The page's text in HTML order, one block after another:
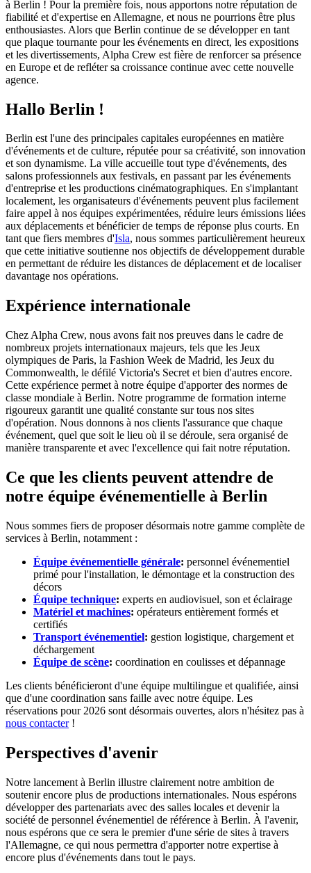
à Berlin ! Pour la première fois, nous apportons notre réputation de
fiabilité et d'expertise en Allemagne, et nous ne pourrions être plus
enthousiastes. Alors que Berlin continue de se développer en tant
que plaque tournante pour les événements en direct, les expositions
et les divertissements, Alpha Crew est fière de renforcer sa présence
en Europe et de refléter sa croissance continue avec cette nouvelle
agence.
Hallo Berlin !
Berlin est l'une des principales capitales européennes en matière
d'événements et de culture, réputée pour sa créativité, son innovation
et son dynamisme. La ville accueille tout type d'événements, des
salons professionnels aux festivals, en passant par les événements
d'entreprise et les productions cinématographiques. En s'implantant
localement, les organisateurs d'événements peuvent plus facilement
faire appel à nos équipes expérimentées, réduire leurs émissions liées
aux déplacements et bénéficier de temps de réponse plus courts. En
tant que fiers membres d'Isla, nous sommes particulièrement heureux
que cette initiative soutienne nos objectifs de développement durable
en permettant de réduire les distances de déplacement et de localiser
davantage nos opérations.
Expérience internationale
Chez Alpha Crew, nous avons fait nos preuves dans le cadre de
nombreux projets internationaux majeurs, tels que les Jeux
olympiques de Paris, la Fashion Week de Madrid, les Jeux du
Commonwealth, le défilé Victoria's Secret et bien d'autres encore.
Cette expérience permet à notre équipe d'apporter des normes de
classe mondiale à Berlin. Notre programme de formation interne
rigoureux garantit une qualité constante sur tous nos sites
d'opération. Nous donnons à nos clients l'assurance que chaque
événement, quel que soit le lieu où il se déroule, sera organisé de
manière transparente et avec l'excellence qui fait notre réputation.
Ce que les clients peuvent attendre de
notre équipe événementielle à Berlin
Nous sommes fiers de proposer désormais notre gamme complète de
services à Berlin, notamment :
Équipe événementielle générale: personnel événementiel
primé pour l'installation, le démontage et la construction des
décors
Équipe technique: experts en audiovisuel, son et éclairage
Matériel et machines: opérateurs entièrement formés et
certifiés
Transport événementiel: gestion logistique, chargement et
déchargement
Équipe de scène: coordination en coulisses et dépannage
Les clients bénéficieront d'une équipe multilingue et qualifiée, ainsi
que d'une coordination sans faille avec notre équipe. Les
réservations pour 2026 sont désormais ouvertes, alors n'hésitez pas à
nous contacter!
Perspectives d'avenir
Notre lancement à Berlin illustre clairement notre ambition de
soutenir encore plus de productions internationales. Nous espérons
développer des partenariats avec des salles locales et devenir la
société de personnel événementiel de référence à Berlin. À l'avenir,
nous espérons que ce sera le premier d'une série de sites à travers
l'Allemagne, ce qui nous permettra d'apporter notre expertise à
encore plus d'événements dans tout le pays.